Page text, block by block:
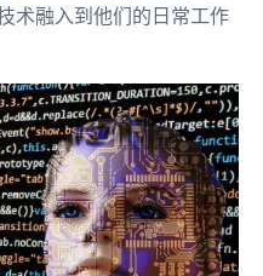
术融入到他们的日常工作